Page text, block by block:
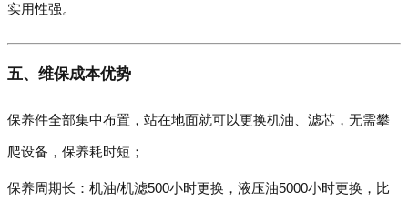
实用性强。
五、维保成本优势
保养件全部集中布置，站在地面就可以更换机油、滤芯，无需攀
爬设备，保养耗时短；
保养周期长：机油/机滤500小时更换，液压油5000小时更换，比